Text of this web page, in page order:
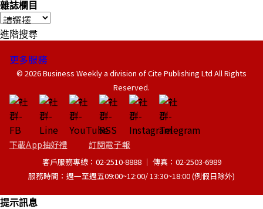
雜誌欄目
進階搜尋
更多服務
© 2026 Business Weekly a division of Cite Publishing Ltd All Rights
Reserved.
下載App抽好禮 訂閱電子報
客戶服務專線：02-2510-8888 │ 傳真：02-2503-6989
服務時間：週一至週五09:00~12:00/ 13:30~18:00 (例假日除外)
提示訊息